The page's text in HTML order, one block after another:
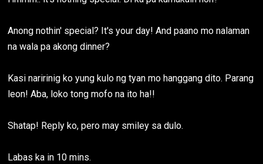
Anong nothin' special? It's your day! And paano mo nalaman
na wala pa akong dinner?
Kasi naririnig ko yung kulo ng tyan mo hanggang dito. Parang
leon! Aba, loko tong mofo na ito ha!!
Shatap! Reply ko, pero may smiley sa dulo.
Labas ka in 10 mins.